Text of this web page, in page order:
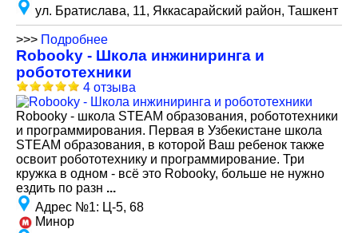
ул. Братислава, 11, Яккасарайский район, Ташкент
>>> Подробнее
Robooky - Школа инжиниринга и
робототехники
4 отзыва
Robooky - школа STEAM образования, робототехники
и программирования. Первая в Узбекистане школа
STEAM образования, в которой Ваш ребенок также
освоит робототехнику и программирование. Три
кружка в одном - всё это Robooky, больше не нужно
ездить по разн ...
Адрес №1: Ц-5, 68
Минор